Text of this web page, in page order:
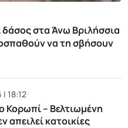
στα Άνω Βριλήσσια
να τη σβήσουν
18:12
Κορωπί – Βελτιωμένη
απειλεί κατοικίες